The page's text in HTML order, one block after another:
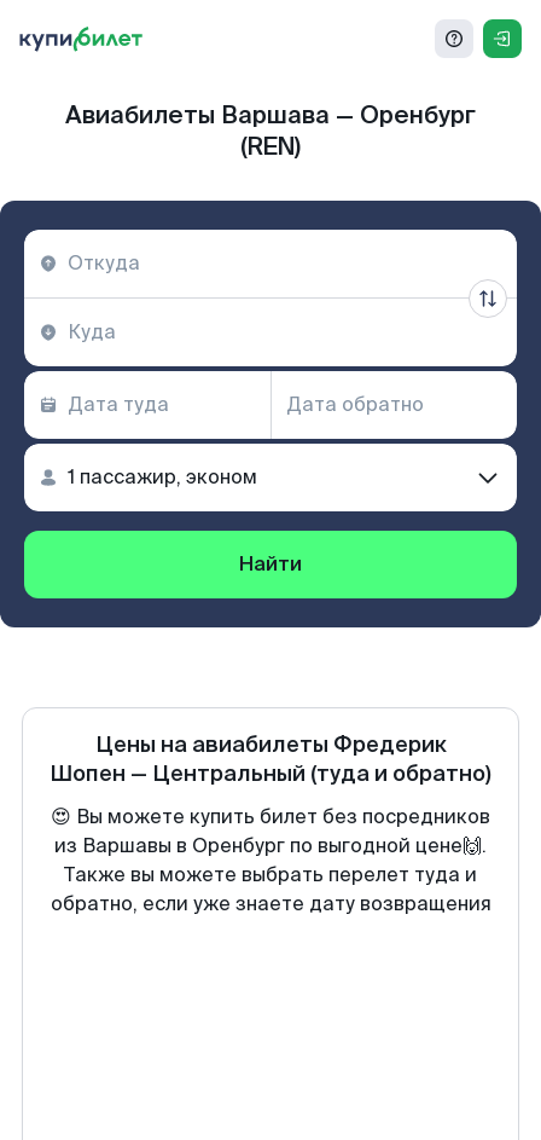
Авиабилеты Варшава — Оренбург
(REN)
Найти
Цены на авиабилеты Фредерик
Шопен — Центральный (туда и обратно)
😍 Вы можете купить билет без посредников
из Варшавы в Оренбург по выгодной цене🙌.
Также вы можете выбрать перелет туда и
обратно, если уже знаете дату возвращения